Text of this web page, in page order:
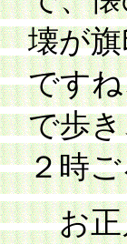
壊が
です
で歩
２時
お正